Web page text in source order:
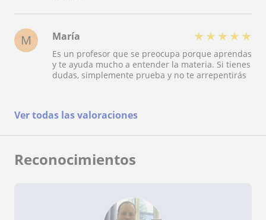
M María ★ ★ ★ ★ ★
Es un profesor que se preocupa porque aprendas
y te ayuda mucho a entender la materia. Si tienes
dudas, simplemente prueba y no te arrepentirás
Ver todas las valoraciones
Reconocimientos